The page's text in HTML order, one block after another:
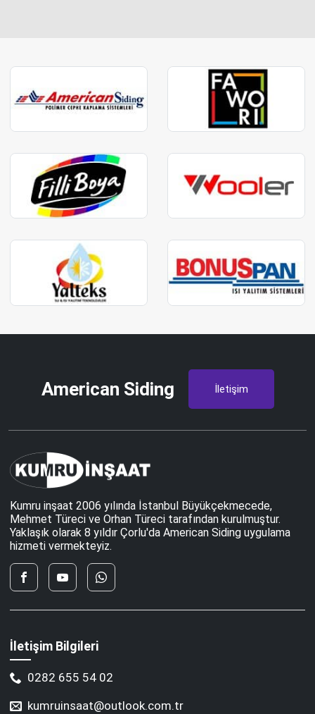
American Siding İletişim
Kumru inşaat 2006 yılında İstanbul Büyükçekmecede,
Mehmet Türeci ve Orhan Türeci tarafından kurulmuştur.
Yaklaşık olarak 8 yıldır Çorlu'da American Siding uygulama
hizmeti vermekteyiz.
İletişim Bilgileri
0282 655 54 02
kumruinsaat@outlook.com.tr